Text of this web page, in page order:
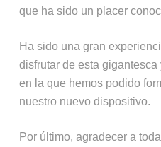
que ha sido un placer
Ha sido una gran
disfrutar de esta
en la que hemos podido
nuestro nuevo dispositivo.
Por último, agradecer a